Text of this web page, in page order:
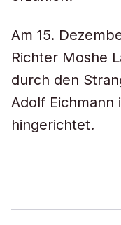
Am 15.
Richter Moshe
durch den
Adolf Eichmann
hingerichtet.